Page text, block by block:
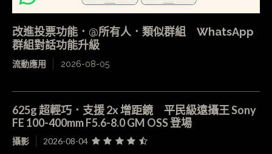
改進投票功能．@所有人．類似群組 WhatsApp
群組對話功能升級
流動應用 2026-08-05
625g 超輕巧．支援 2x 增距鏡 平民級遠攝王 Sony
FE 100-400mm F5.6-8.0 GM OSS 登場
攝影 2026-08-04